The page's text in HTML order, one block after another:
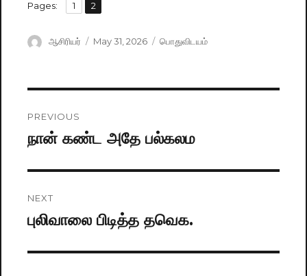
Pages: Page
1 ,
Page
2
Author
ஆசிரியர்
Posted
May 31, 2026 Categories
பொதுவிடயம்
navigation
PREVIOUS
Previous
நான் கண்ட அதே பல்கலம
NEXT
Next
புலிவாலை பிடித்த தவெக.